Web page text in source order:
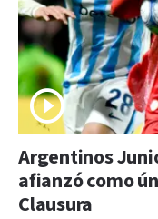
Argentinos
afianzó como
Clausura